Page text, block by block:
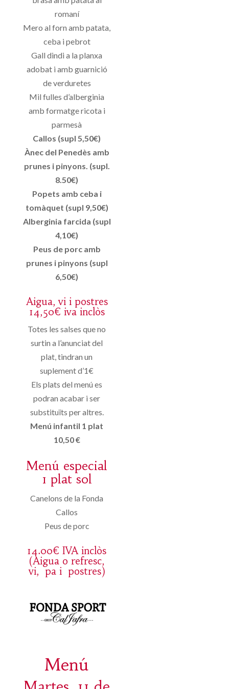
romaní
Mero al forn amb patata,
ceba i pebrot
Gall dindi a la planxa
adobat i amb guarnició
de verduretes
Mil fulles d’alberginia
amb formatge ricota i
parmesà
Callos (supl 5,50€)
Ànec del Penedès amb
prunes i pinyons. (supl.
8.50€)
Popets amb ceba i
tomàquet (supl 9,50€)
Alberginia farcida (supl
4,10€)
Peus de porc amb
prunes i pinyons (supl
6,50€)
Aigua, vi i postres
14,50€ iva inclòs
Totes les salses que no
surtin a l’anunciat del
plat, tindran un
suplement d’1€
Els plats del menú es
podran acabar i ser
substituïts per altres.
Menú infantil 1 plat
10,50 €
Menú especial
1 plat sol
Canelons de la Fonda
Callos
Peus de porc
14.00€ IVA inclòs
(Aigua o refresc,
vi, pa i postres)
Menú